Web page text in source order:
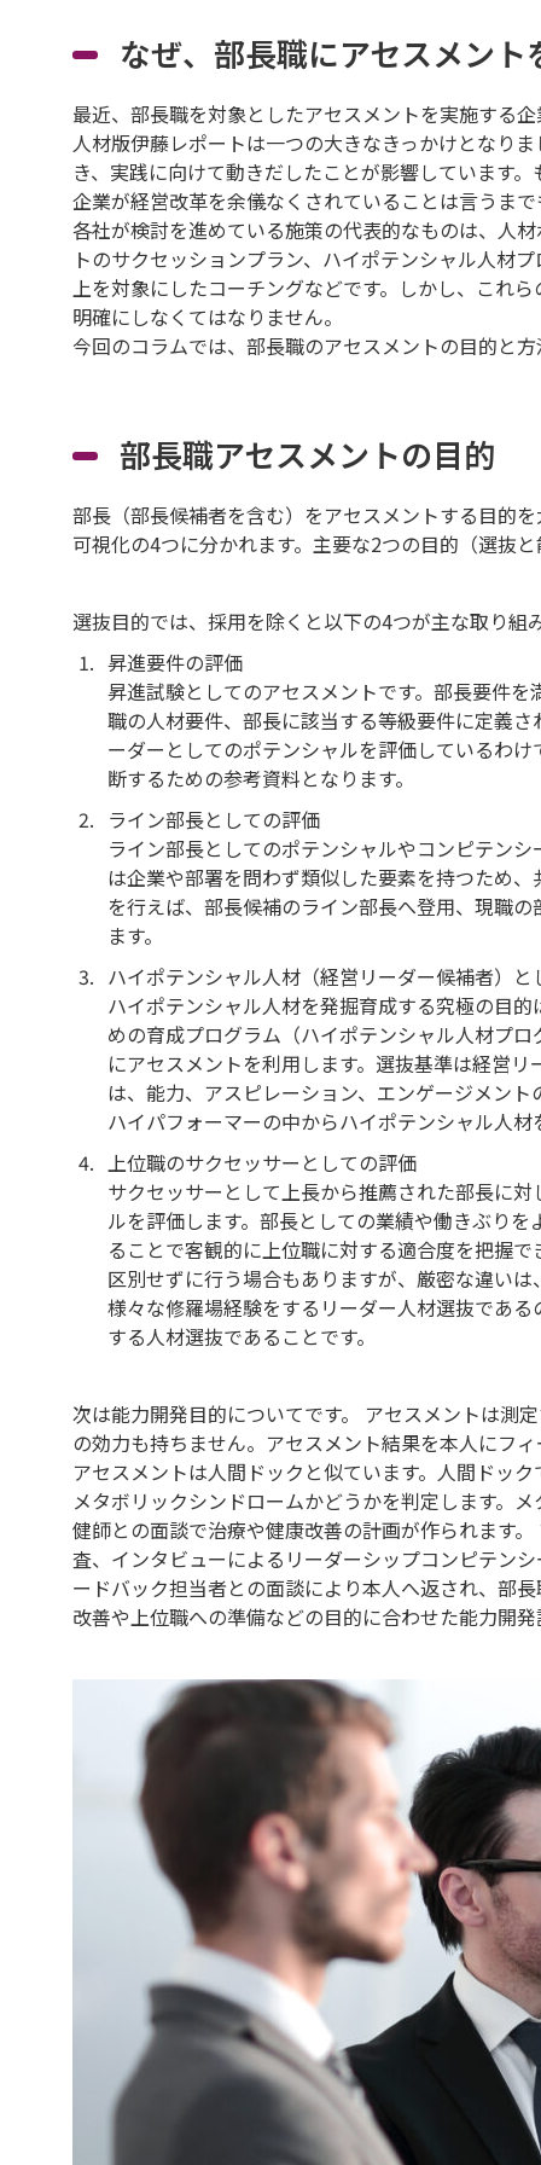
なぜ、部長職にアセスメン
最近、部長職を対象としたアセスメントを実施する企
人材版伊藤レポートは一つの大きなきっかけとなり
き、実践に向けて動きだしたことが影響しています
企業が経営改革を余儀なくされていることは言うまで
各社が検討を進めている施策の代表的なものは、人
トのサクセッションプラン、ハイポテンシャル人材
上を対象にしたコーチングなどです。しかし、これ
明確にしなくてはなりません。
今回のコラムでは、部長職のアセスメントの目的と方
部長職アセスメントの目的
部長（部長候補者を含む）をアセスメントする目的
可視化の4つに分かれます。主要な2つの目的（選抜
選抜目的では、採用を除くと以下の4つが主な取り組み
昇進要件の評価
昇進試験としてのアセスメントです。部長要件
職の人材要件、部長に該当する等級要件に定義
ーダーとしてのポテンシャルを評価しているわ
断するための参考資料となります。
ライン部長としての評価
ライン部長としてのポテンシャルやコンピテン
は企業や部署を問わず類似した要素を持つため
を行えば、部長候補のライン部長へ登用、現職
ます。
ハイポテンシャル人材（経営リーダー候補者）と
ハイポテンシャル人材を発掘育成する究極の目
めの育成プログラム（ハイポテンシャル人材プ
にアセスメントを利用します。選抜基準は経営
は、能力、アスピレーション、エンゲージメント
ハイパフォーマーの中からハイポテンシャル人材
上位職のサクセッサーとしての評価
サクセッサーとして上長から推薦された部長に
ルを評価します。部長としての業績や働きぶり
ることで客観的に上位職に対する適合度を把握
区別せずに行う場合もありますが、厳密な違い
様々な修羅場経験をするリーダー人材選抜であ
する人材選抜であることです。
次は能力開発目的についてです。 アセスメントは測
の効力も持ちません。アセスメント結果を本人にフ
アセスメントは人間ドックと似ています。人間ドッ
メタボリックシンドロームかどうかを判定します。
健師との面談で治療や健康改善の計画が作られます
査、インタビューによるリーダーシップコンピテン
ードバック担当者との面談により本人へ返され、部
改善や上位職への準備などの目的に合わせた能力開発